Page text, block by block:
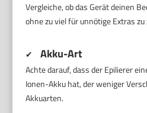
Vergleiche, ob das Gerät deinen
ohne zu viel für unnötige Extras zu
✔ Akku-Art
Achte darauf, dass der Epilierer
Ionen-Akku hat, der weniger
Akkuarten.